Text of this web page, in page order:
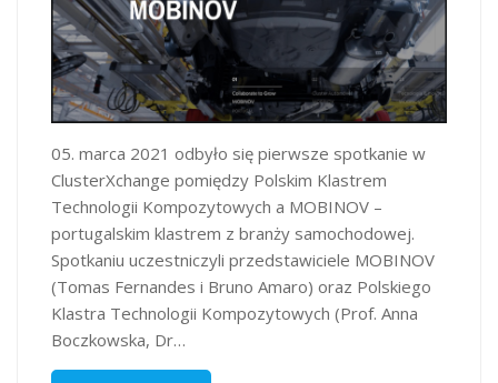
05. marca 2021 odbyło się pierwsze spotkanie w
ClusterXchange pomiędzy Polskim Klastrem
Technologii Kompozytowych a MOBINOV –
portugalskim klastrem z branży samochodowej.
Spotkaniu uczestniczyli przedstawiciele MOBINOV
(Tomas Fernandes i Bruno Amaro) oraz Polskiego
Klastra Technologii Kompozytowych (Prof. Anna
Boczkowska, Dr…